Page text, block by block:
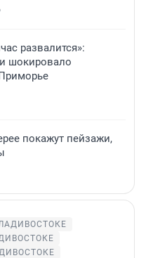
развалится»:
шокировало
покажут пейзажи,